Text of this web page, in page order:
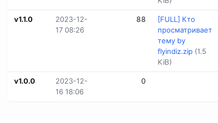
v1.1.0
2023-12-
17 08:26
88
[FULL] Кто
просматривает
тему by
flyindiz.zip (1.5
KiB)
v1.0.0
2023-12-
16 18:06
0